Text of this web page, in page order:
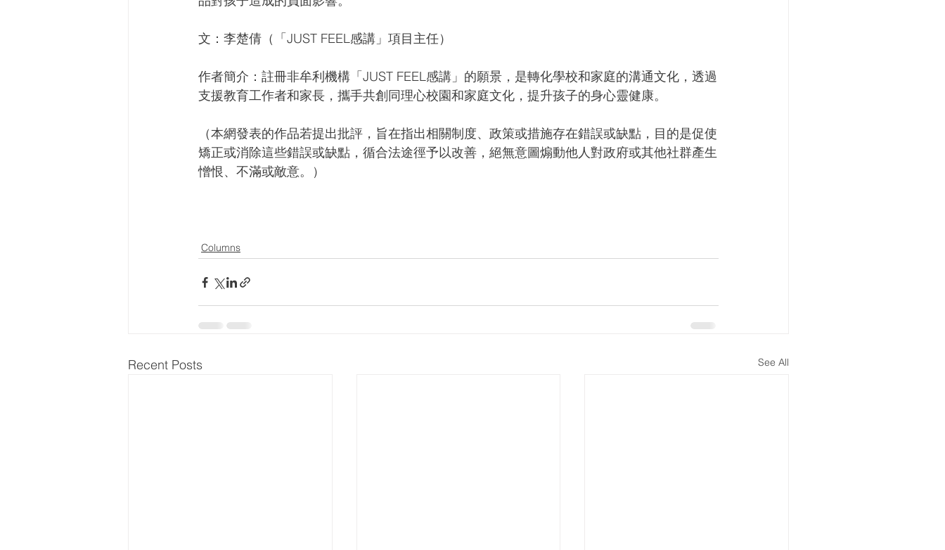
文：李楚倩（「JUST FEEL感講」項目主任）
作者簡介：註冊非牟利機構「JUST FEEL感講」的願景，是轉化學校和家庭的溝通文化，透過
支援教育工作者和家長，攜手共創同理心校園和家庭文化，提升孩子的身心靈健康。
（本網發表的作品若提出批評，旨在指出相關制度、政策或措施存在錯誤或缺點，目的是促使
矯正或消除這些錯誤或缺點，循合法途徑予以改善，絕無意圖煽動他人對政府或其他社群產生
憎恨、不滿或敵意。）
Columns
Recent Posts See All